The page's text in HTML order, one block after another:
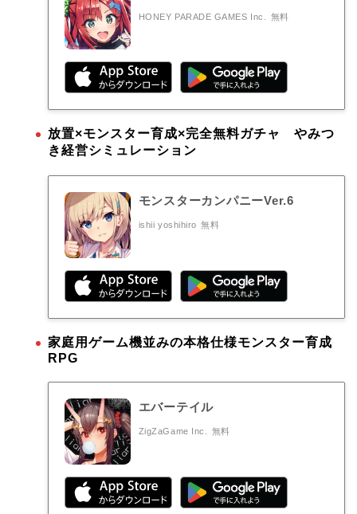
HONEY PARADE GAMES Inc. 無料
放置×モンスター育成×完全無料ガチャ やみつ
き経営シミュレーション
モンスターカンパニーVer.6
ishii yoshihiro 無料
家庭用ゲーム機並みの本格仕様モンスター育成
RPG
エバーテイル
ZigZaGame Inc. 無料